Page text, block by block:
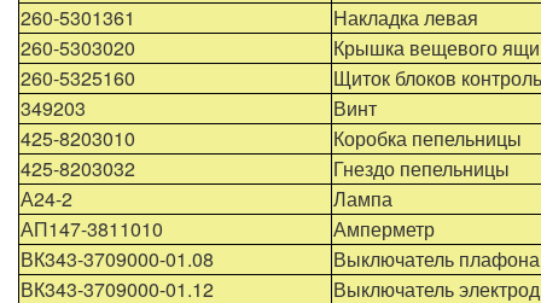
260-5301361
Накладка левая
260-5303020
Крышка вещевого
260-5325160
Щиток блоков
349203
Винт
425-8203010
Коробка пепельницы
425-8203032
Гнездо пепельницы
А24-2
Лампа
АП147-3811010
Амперметр
ВК343-3709000-01.08
Выключатель
ВК343-3709000-01.12
Выключатель